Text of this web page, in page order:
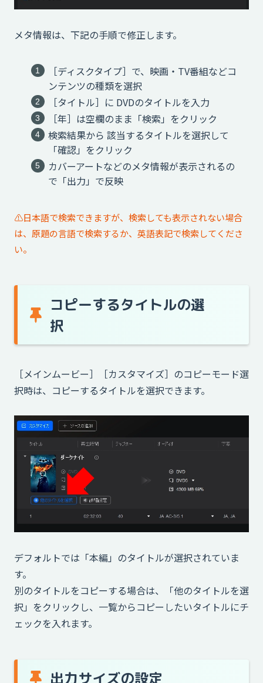
メタ情報は、下記の手順で修正します。
［ディスクタイプ］で、映画・TV番組などコ
ンテンツの種類を選択
［タイトル］に DVDのタイトルを入力
［年］は空欄のまま「検索」をクリック
検索結果から 該当するタイトルを選択して
「確認」をクリック
カバーアートなどのメタ情報が表示されるの
で「出力」で反映
⚠️日本語で検索できますが、検索しても表示されない場合
は、原題の言語で検索するか、英語表記で検索してくださ
い。
コピーするタイトルの選
択
［メインムービー］［カスタマイズ］のコピーモード選
択時は、コピーするタイトルを選択できます。
デフォルトでは「本編」のタイトルが選択されていま
す。
別のタイトルをコピーする場合は、「他のタイトルを選
択」をクリックし、一覧からコピーしたいタイトルにチ
ェックを入れます。
出力サイズの設定